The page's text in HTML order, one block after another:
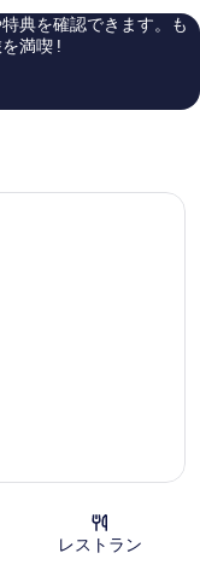
ら
し
典を確認できます。も
満喫 !
レストラン